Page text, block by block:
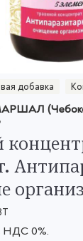
добавка
НДС 0%.